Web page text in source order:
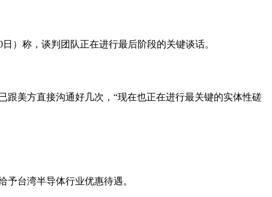
）称，谈判团队正在进行最后阶段的关键谈话。
美方直接沟通好几次，“现在也正在进行最关键的实体性磋
台湾半导体行业优惠待遇。